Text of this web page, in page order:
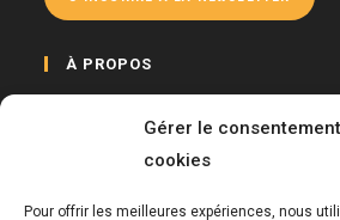
Gérer le
cookies
Pour offrir les meilleures expériences, nous
À PROPOS
d’activité physique auprès de toute personne à
également de proposer des formations continues